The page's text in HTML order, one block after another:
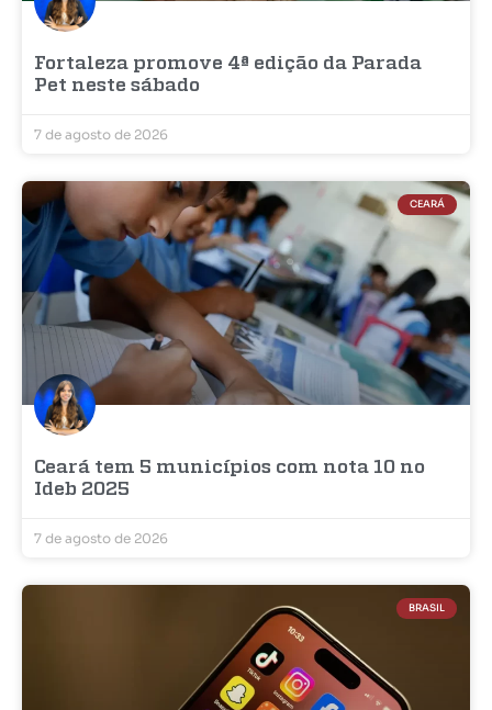
Fortaleza promove 4ª edição da Parada
Pet neste sábado
7 de agosto de 2026
CEARÁ
Ceará tem 5 municípios com nota 10 no
Ideb 2025
7 de agosto de 2026
BRASIL